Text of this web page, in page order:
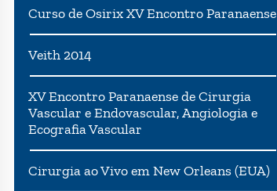
Curso de Osirix XV Encontro Paranaense
Veith 2014
XV Encontro Paranaense de Cirurgia
Vascular e Endovascular, Angiologia e
Ecografia Vascular
Cirurgia ao Vivo em New Orleans (EUA)